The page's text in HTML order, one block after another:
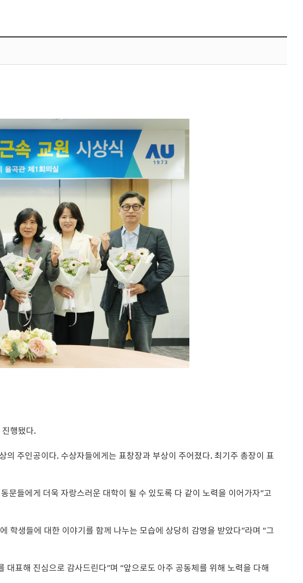
행됐다.
주인공이다. 수상자들에게는 표창장과 부상이 주어졌다. 최기주 총장이 표
문들에게 더욱 자랑스러운 대학이 될 수 있도록 다 같이 노력을 이어가자”고
학생들에 대한 이야기를 함께 나누는 모습에 상당히 감명을 받았다”라며 “그
표해 진심으로 감사드린다”며 “앞으로도 아주 공동체를 위해 노력을 다해